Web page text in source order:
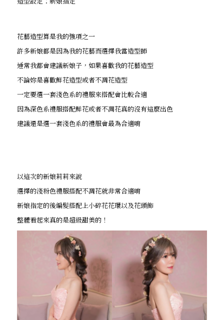
花藝造型算是我的強項之一
許多新娘都是因為我的花藝而選擇我當造型師
通常我都會建議新娘子，如果喜歡我的花藝造型
不論妳是喜歡鮮花造型或者不凋花造型
一定要選一套淺色系的禮服來搭配會比較合適
因為深色系禮服搭配鮮花或者不凋花真的沒有這麼出色
建議還是選一套淺色系的禮服會最為合適唷
以這次的新娘莉莉來說
選擇的淺粉色禮服搭配不凋花就非常合適唷
新娘指定的後編髮搭配上小碎花花環以及花頭飾
整體看起來真的是超級甜美的！